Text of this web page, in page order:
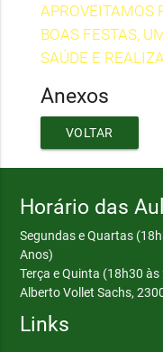
APROVEITAMOS
BOAS FESTAS,
SAÚDE E
Anexos
VOLTAR
Horário das
Segundas e Quartas
Anos)
Terça e Quinta (18h30
Alberto Vollet Sachs,
Links